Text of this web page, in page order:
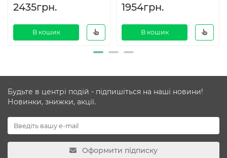
2435грн.
В кошик
1954грн.
В кошик
Будьте в центрі подій - підпишіться на наші новини!
Новинки, знижки, акції.
Оформити підписку